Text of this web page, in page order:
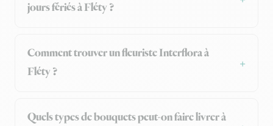
jours fériés à Fléty ?
Comment trouver un fleuriste Interflora à
Fléty ?
Quels types de bouquets peut-on faire livrer à